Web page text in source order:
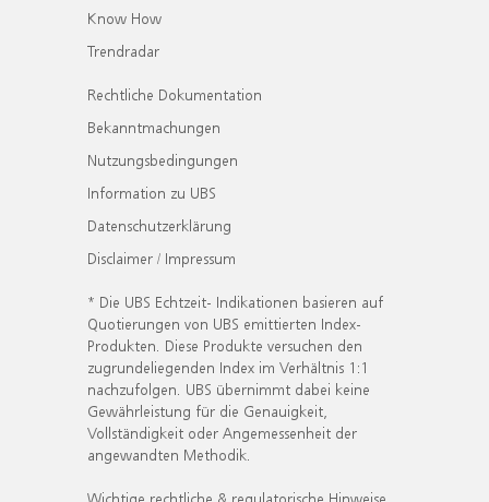
Know How
Trendradar
Rechtliche Dokumentation
Bekanntmachungen
Nutzungsbedingungen
Information zu UBS
Datenschutzerklärung
Disclaimer / Impressum
* Die UBS Echtzeit- Indikationen basieren auf
Quotierungen von UBS emittierten Index-
Produkten. Diese Produkte versuchen den
zugrundeliegenden Index im Verhältnis 1:1
nachzufolgen. UBS übernimmt dabei keine
Gewährleistung für die Genauigkeit,
Vollständigkeit oder Angemessenheit der
angewandten Methodik.